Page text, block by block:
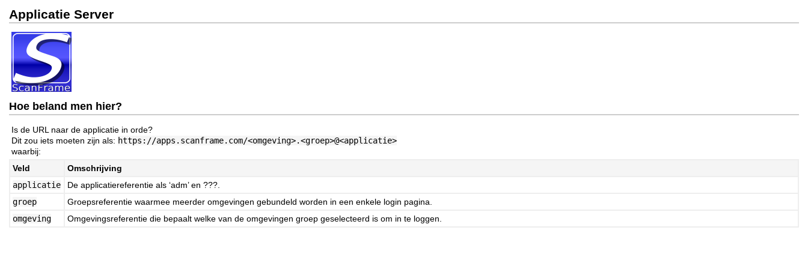
Applicatie Server
Hoe beland men hier?
Is de URL naar de applicatie in orde?
Dit zou iets moeten zijn als: https://apps.scanframe.com/<omgeving>.<groep>@<applicatie>
waarbij:
Veld
Omschrijving
applicatie
De applicatiereferentie als ‘adm’ en ???.
groep
Groepsreferentie waarmee meerder omgevingen gebundeld worden in een enkele login pagina.
omgeving
Omgevingsreferentie die bepaalt welke van de omgevingen groep geselecteerd is om in te loggen.